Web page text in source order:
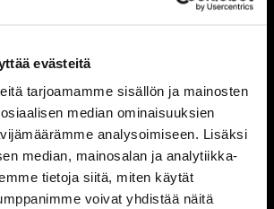
evästeitä
tarjoamamme sisällön ja mainosten
median ominaisuuksien
analysoimiseen. Lisäksi
median, mainosalan ja analytiikka-
tietoja siitä, miten käytät
voivat yhdistää näitä
asti. Varustelua
asiaksi nostan
salin
yhteishengen. On
treenata salilla, jossa
päivittäin kovaa